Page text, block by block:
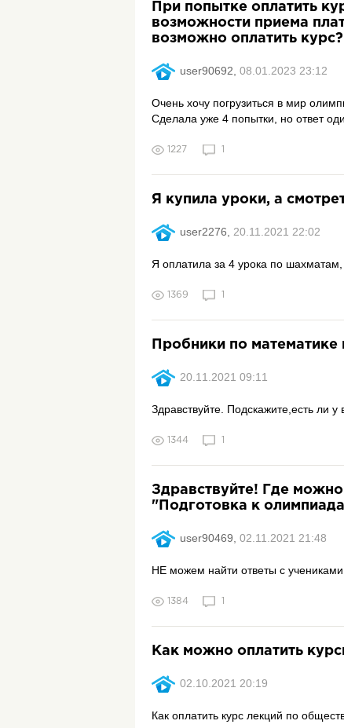
При попытке оплатить
возможности приема
возможно оплатить курс?
user90692, 08.01.2023 23:12
Очень хочу погрузиться в мир
Сделала уже 4 попытки, но ответ
1227 1
Я купила уроки, а
user2276, 20.11.2021 22:02
Я оплатила за 4 урока по шахматам,
1369 1
Пробники по
20.11.2021 09:11
Здравствуйте. Подскажите,есть ли
1344 1
Здравствуйте! Где
"Подготовка к
user90469, 02.11.2021 21:48
НЕ можем найти ответы с
1384 1
Как можно оплатить
02.10.2021 20:19
Как оплатить курс лекций по